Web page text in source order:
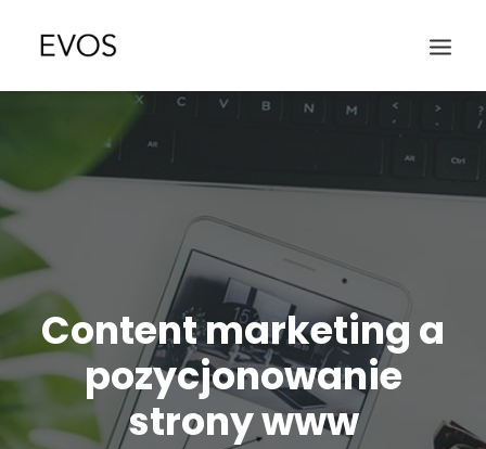
Content marketing a
pozycjonowanie
strony www